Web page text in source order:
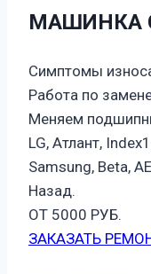
МАШИНКА
Симптомы
Работа по
Меняем
LG, Атлант,
Samsung, Beta,
Назад.
ОТ 5000 РУБ.
ЗАКАЗАТЬ